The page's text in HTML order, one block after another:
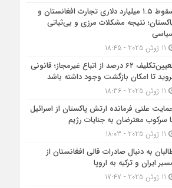
سقوط ۱.۵ میلیارد دلاری تجارت افغانستان و
نتیجه مشکلات مرزی و بی‌ثباتی
تعیین‌تکلیف ۶۲ درصد از اتباع غیرمجاز؛ قانونی
تا امکان بازگشت وجود داشته باشد
علنی فرمانده ارتش پاکستان از اسرائیل
سرکوب معترضان به جنایات رژیم
به دنبال صادرات قالی افغانستان از
ایران و ترکیه به اروپا